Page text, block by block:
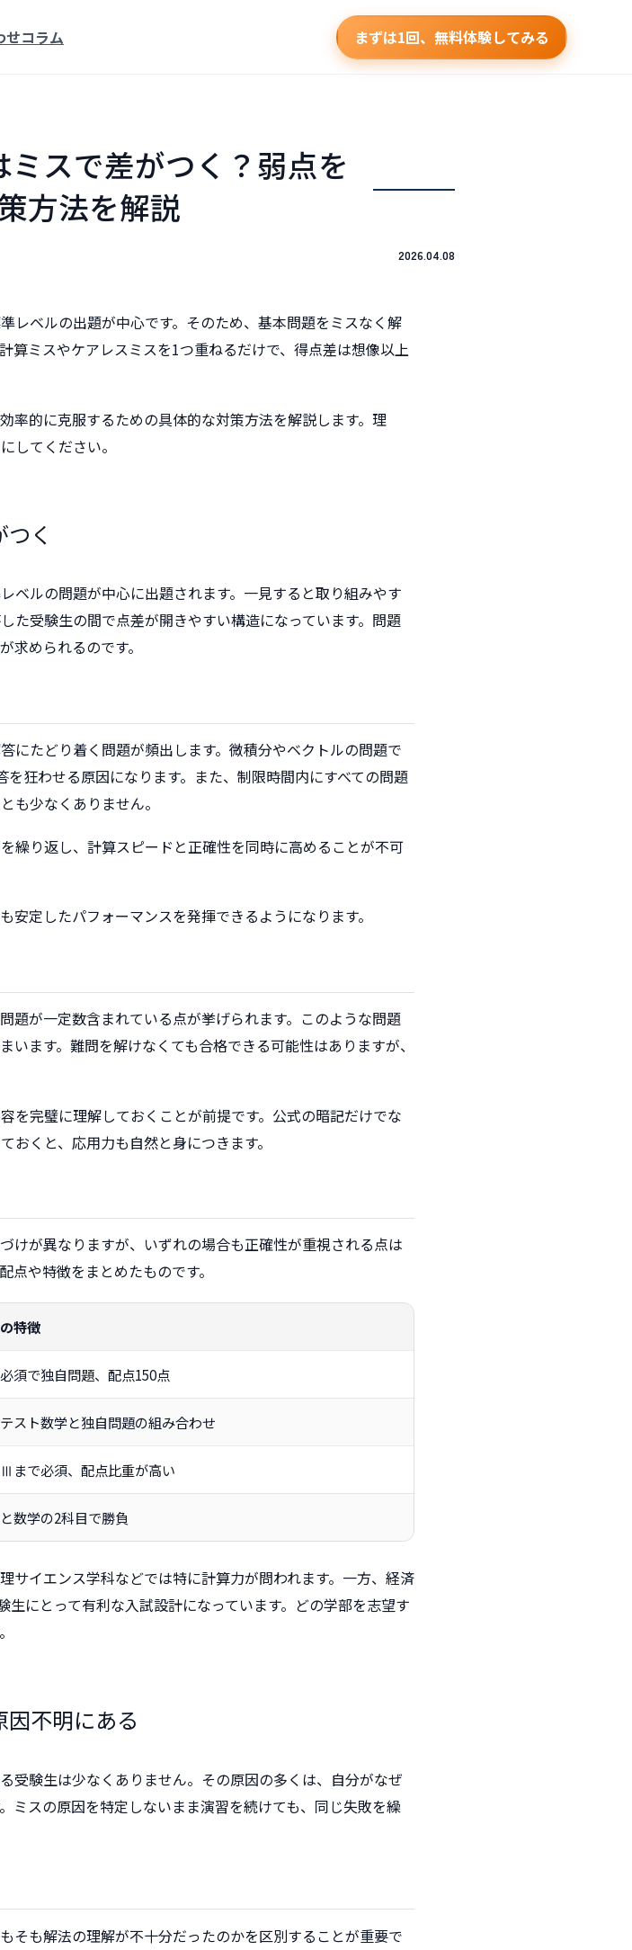
せコラム まずは1回、無料体験してみる
スで差がつく？弱点を
方法を解説
2026.04.08
レベルの出題が中心です。そのため、基本問題をミスなく解
算ミスやケアレスミスを1つ重ねるだけで、得点差は想像以上
率的に克服するための具体的な対策方法を解説します。理
してください。
く
ベルの問題が中心に出題されます。一見すると取り組みやす
た受験生の間で点差が開きやすい構造になっています。問題
求められるのです。
にたどり着く問題が頻出します。微積分やベクトルの問題で
狂わせる原因になります。また、制限時間内にすべての問題
も少なくありません。
繰り返し、計算スピードと正確性を同時に高めることが不可
定したパフォーマンスを発揮できるようになります。
題が一定数含まれている点が挙げられます。このような問題
ます。難問を解けなくても合格できる可能性はありますが、
を完璧に理解しておくことが前提です。公式の暗記だけでな
くと、応用力も自然と身につきます。
けが異なりますが、いずれの場合も正確性が重視される点は
や特徴をまとめたものです。
特徴
須で独自問題、配点150点
スト数学と独自問題の組み合わせ
まで必須、配点比重が高い
数学の2科目で勝負
イエンス学科などでは特に計算力が問われます。一方、経済
にとって有利な入試設計になっています。どの学部を志望す
不明にある
受験生は少なくありません。その原因の多くは、自分がなぜ
ミスの原因を特定しないまま演習を続けても、同じ失敗を繰
そも解法の理解が不十分だったのかを区別することが重要で